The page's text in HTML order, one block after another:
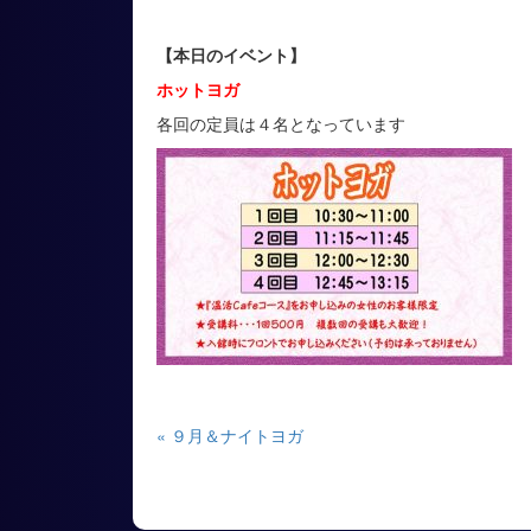
【本日のイベント】
ホットヨガ
各回の定員は４名となっています
« ９月＆ナイトヨガ